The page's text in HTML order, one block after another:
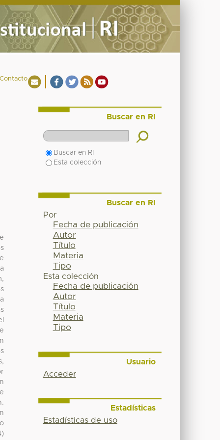
Buscar en RI
Buscar en RI
Esta colección
Buscar en RI
Por
Fecha de publicación
Autor
Título
Materia
Tipo
Esta colección
Fecha de publicación
Autor
Título
Materia
Tipo
Usuario
Acceder
Estadísticas
Estadísticas de uso